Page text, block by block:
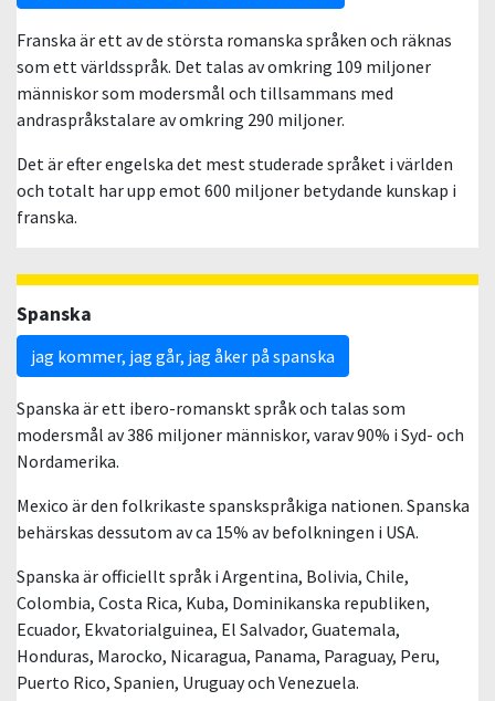
Franska är ett av de största romanska språken och räknas
som ett världsspråk. Det talas av omkring 109 miljoner
människor som modersmål och tillsammans med
andraspråkstalare av omkring 290 miljoner.
Det är efter engelska det mest studerade språket i världen
och totalt har upp emot 600 miljoner betydande kunskap i
franska.
Spanska
jag kommer, jag går, jag åker på spanska
Spanska är ett ibero-romanskt språk och talas som
modersmål av 386 miljoner människor, varav 90% i Syd- och
Nordamerika.
Mexico är den folkrikaste spanskspråkiga nationen. Spanska
behärskas dessutom av ca 15% av befolkningen i USA.
Spanska är officiellt språk i Argentina, Bolivia, Chile,
Colombia, Costa Rica, Kuba, Dominikanska republiken,
Ecuador, Ekvatorialguinea, El Salvador, Guatemala,
Honduras, Marocko, Nicaragua, Panama, Paraguay, Peru,
Puerto Rico, Spanien, Uruguay och Venezuela.